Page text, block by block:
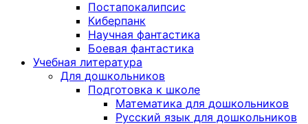
Постапокалипсис
Киберпанк
Научная фантастика
Боевая фантастика
Учебная литература
Для дошкольников
Подготовка к школе
Математика для дошкольников
Русский язык для дошкольников